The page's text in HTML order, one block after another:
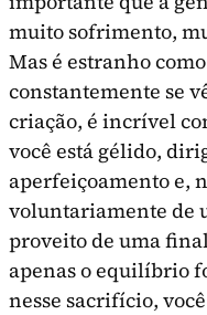
muito sofri­mento,
Mas é estra­nho
constantemente se
criação, é incrível
você está gélido,
aper­feiçoamento e,
volunta­riamente de
proveito de uma
apenas o equilíbrio
nesse sa­crifício,